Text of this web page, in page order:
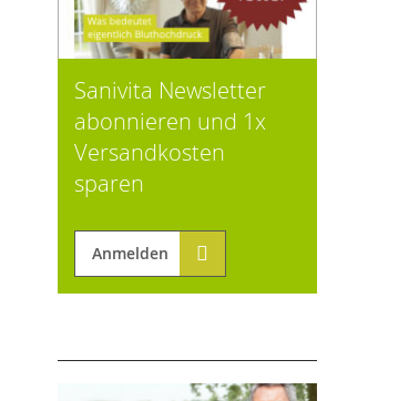
Sanivita Newsletter
abonnieren und 1x
Versandkosten
sparen
Anmelden